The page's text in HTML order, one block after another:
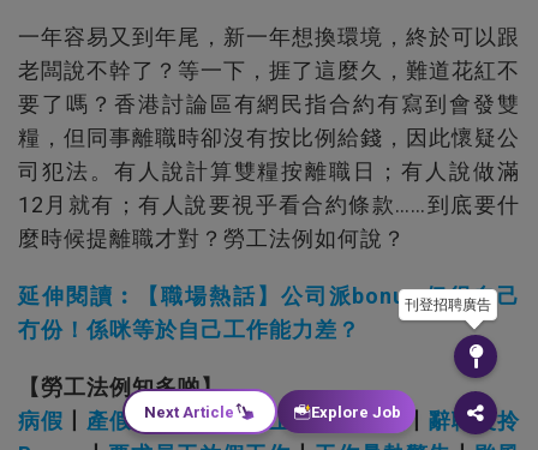
一年容易又到年尾，新一年想換環境，終於可以跟
老闆說不幹了？等一下，捱了這麼久，難道花紅不
要了嗎？香港討論區有網民指合約有寫到會發雙
糧，但同事離職時卻沒有按比例給錢，因此懷疑公
司犯法。有人說計算雙糧按離職日；有人說做滿
12月就有；有人說要視乎看合約條款……到底要什
麼時候提離職才對？勞工法例如何說？
延伸閱讀︰【職場熱話】公司派bonus 但得自己
冇份！係咪等於自己工作能力差？
【勞工法例知多啲】
病假
產假 丨出少人工丨上司拒絕辭職 丨 辭職後拎
刊登招聘廣告
Next Article Explore Job